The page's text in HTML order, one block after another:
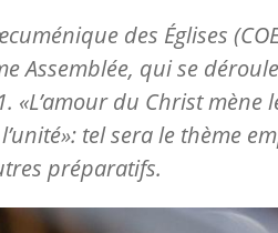
des Églises
Assemblée, qui se
«L’amour du Christ mène
tel sera le thème
préparatifs.